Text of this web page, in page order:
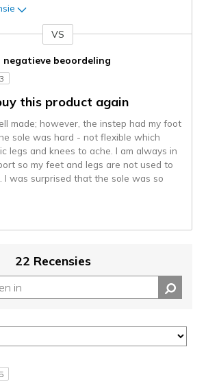
a>
VS
negatieve beoordeling
3
this product again
made; however, the instep had my foot
sole was hard - not flexible which
legs and knees to ache. I am always in
so my feet and legs are not used to
I was surprised that the sole was so
22 Recensies
5